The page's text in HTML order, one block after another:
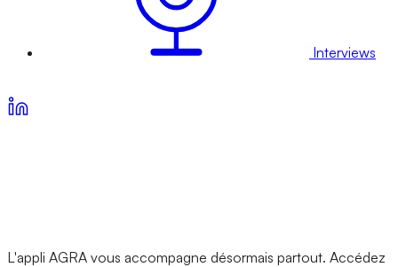
Interviews
L'appli AGRA vous accompagne désormais partout. Accédez